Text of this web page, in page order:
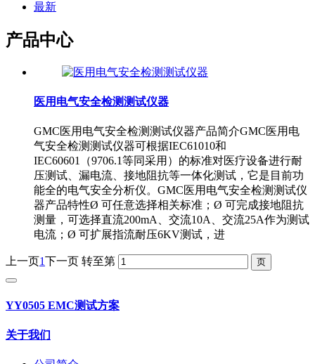
最新
产品中心
医用电气安全检测测试仪器
GMC医用电气安全检测测试仪器产品简介GMC医用电
气安全检测测试仪器可根据IEC61010和
IEC60601（9706.1等同采用）的标准对医疗设备进行耐
压测试、漏电流、接地阻抗等一体化测试，它是目前功
能全的电气安全分析仪。GMC医用电气安全检测测试仪
器产品特性Ø 可任意选择相关标准；Ø 可完成接地阻抗
测量，可选择直流200mA、交流10A、交流25A作为测试
电流；Ø 可扩展指流耐压6KV测试，进
上一页1下一页 转至第
YY0505 EMC测试方案
关于我们